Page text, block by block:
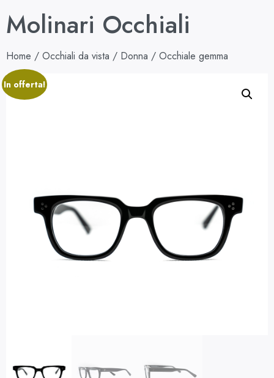
Molinari Occhiali
Home / Occhiali da vista / Donna / Occhiale gemma
In offerta!